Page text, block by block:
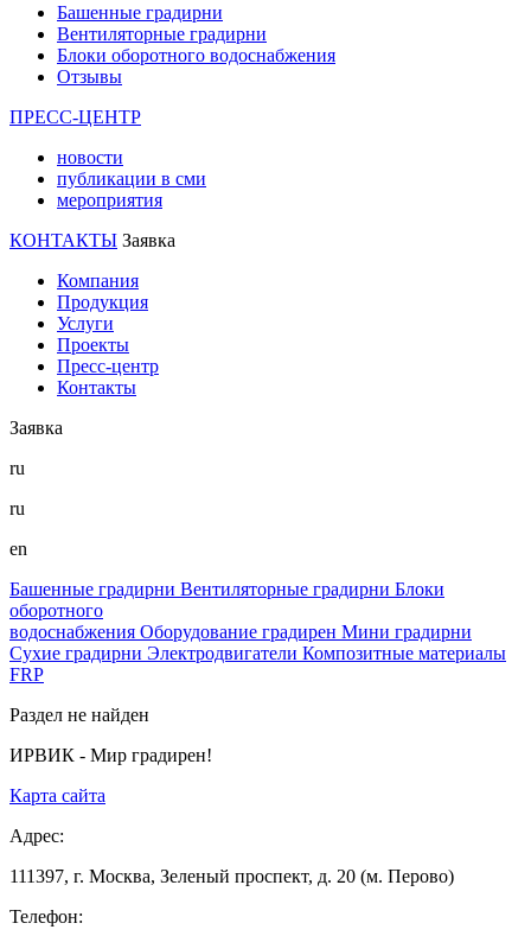
Башенные градирни
Вентиляторные градирни
Блоки оборотного водоснабжения
Отзывы
ПРЕСС-ЦЕНТР
новости
публикации в сми
мероприятия
КОНТАКТЫ Заявка
Компания
Продукция
Услуги
Проекты
Пресс-центр
Контакты
Заявка
ru
ru
en
Башенные градирни Вентиляторные градирни Блоки
оборотного
водоснабжения Оборудование градирен Мини градирни
Сухие градирни Электродвигатели Композитные материалы
FRP
Раздел не найден
ИРВИК - Мир градирен!
Карта сайта
Адрес:
111397, г. Москва, Зеленый проспект, д. 20 (м. Перово)
Телефон: